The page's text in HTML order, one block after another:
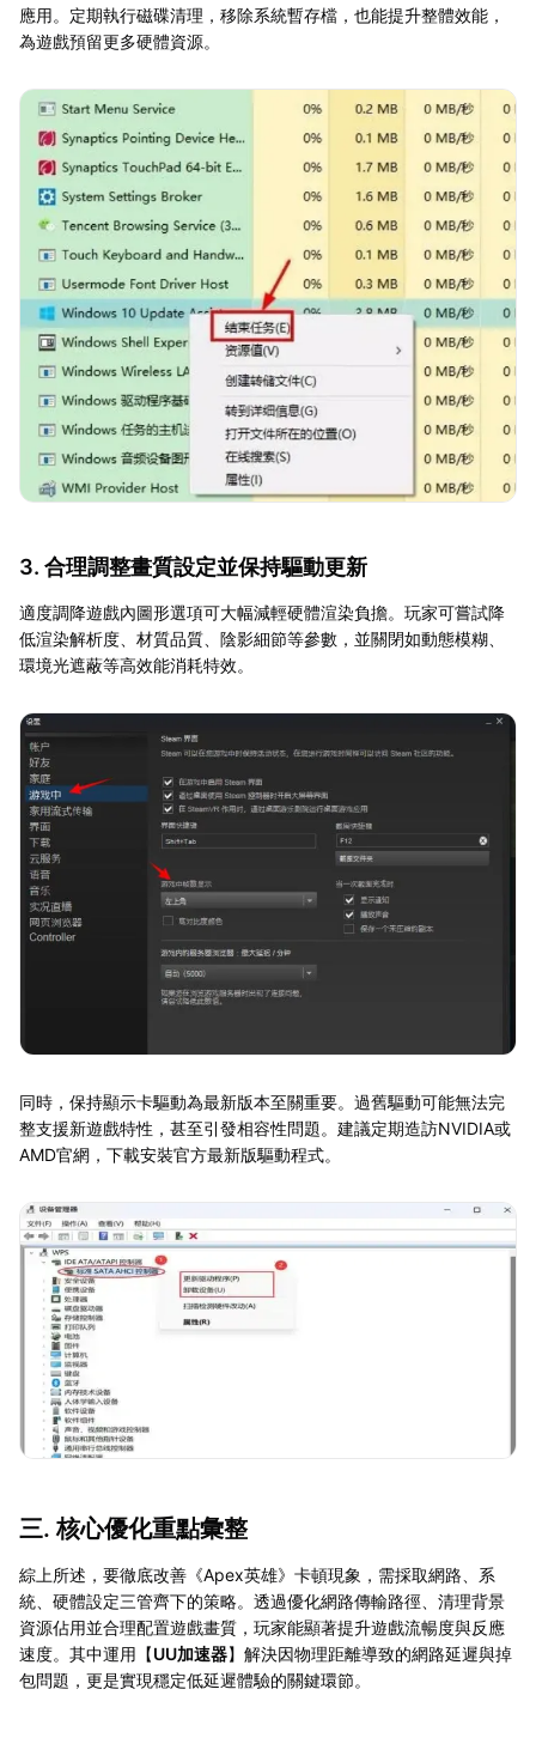
應用。定期執行磁碟清理，移除系統暫存檔，也能提升整體效能，
為遊戲預留更多硬體資源。
3. 合理調整畫質設定並保持驅動更新
適度調降遊戲內圖形選項可大幅減輕硬體渲染負擔。玩家可嘗試降
低渲染解析度、材質品質、陰影細節等參數，並關閉如動態模糊、
環境光遮蔽等高效能消耗特效。
同時，保持顯示卡驅動為最新版本至關重要。過舊驅動可能無法完
整支援新遊戲特性，甚至引發相容性問題。建議定期造訪NVIDIA或
AMD官網，下載安裝官方最新版驅動程式。
三. 核心優化重點彙整
綜上所述，要徹底改善《Apex英雄》卡頓現象，需採取網路、系
統、硬體設定三管齊下的策略。透過優化網路傳輸路徑、清理背景
資源佔用並合理配置遊戲畫質，玩家能顯著提升遊戲流暢度與反應
速度。其中運用【UU加速器】解決因物理距離導致的網路延遲與掉
包問題，更是實現穩定低延遲體驗的關鍵環節。